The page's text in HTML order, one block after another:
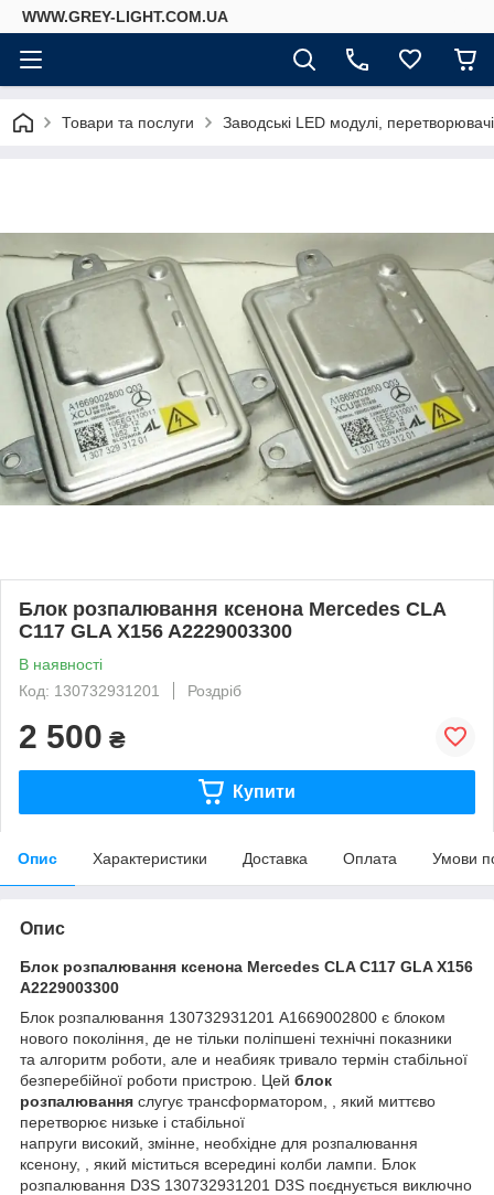
WWW.GREY-LIGHT.COM.UA
Товари та послуги Заводські LED модулі,
Блок розпалювання ксенона Mercedes CLA
C117 GLA X156 A2229003300
В наявності
Код: 130732931201
Роздріб
2 500 ₴
Купити
Опис Характеристики Доставка Оплата Умови
Опис
Блок розпалювання ксенона Mercedes CLA C117 GLA X156
A2229003300
Блок розпалювання 130732931201 А1669002800 є блоком
нового покоління, де не тільки поліпшені технічні показники
та алгоритм роботи, але и неабияк тривало термін стабільної
безперебійної роботи пристрою. Цей блок
розпалювання слугує трансформатором, , який миттєво
перетворює низьке і стабільної
напруги високий, змінне, необхідне для розпалювання
ксенону, , який міститься всередині колби лампи. Блок
розпалювання D3S 130732931201 D3S поєднується виключно